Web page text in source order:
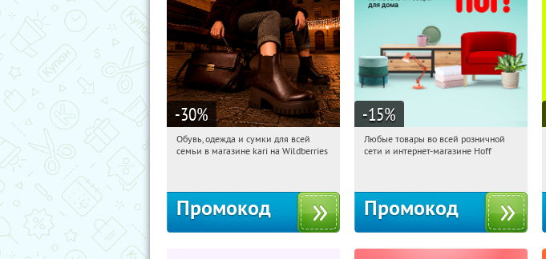
-30%
10:40:51 Получили:
Обувь, одежда и сумки для всей
семьи в магазине kari на Wildberries
Промокод
-15%
10:40:51 Получили:
Любые товары во всей розничной
сети и интернет-магазине Hoff
Промокод